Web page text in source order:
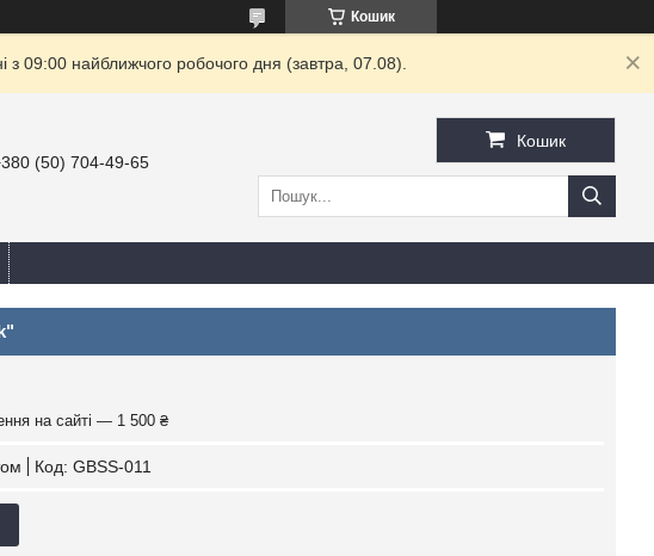
Кошик
09:00 найближчого робочого дня (завтра, 07.08).
(50) 704-49-65
Кошик
на сайті — 1 500 ₴
Код: GBSS-011